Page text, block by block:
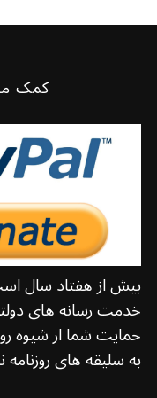
کمک
بیش از هفتاد سال است
خدمت رسانه های
حمایت شما از شیوه
به سلیقه های روزنامه